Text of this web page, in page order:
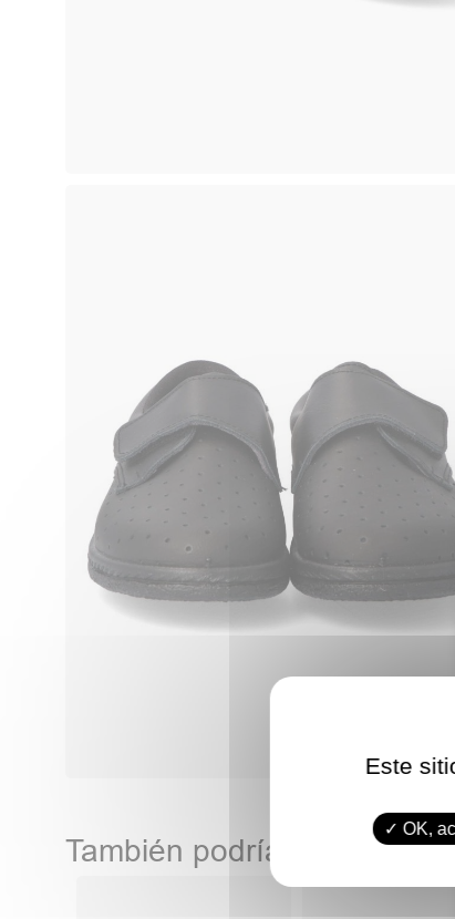
También podría gustarte
Este
OK,